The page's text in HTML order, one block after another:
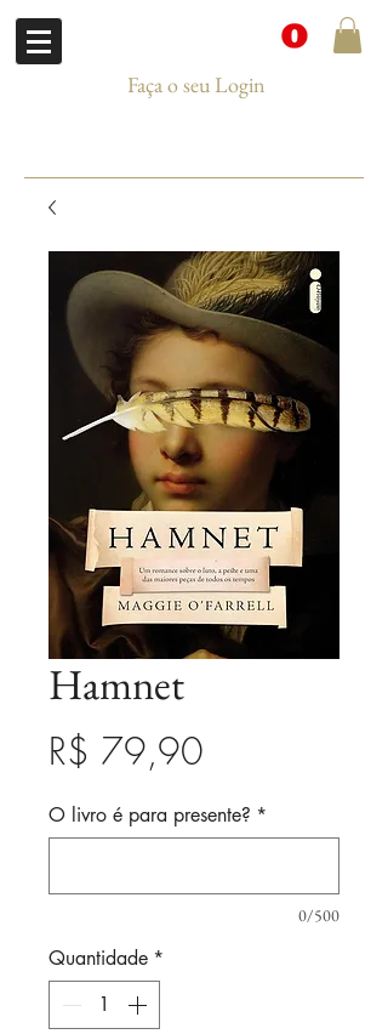
Faça o seu Login
Hamnet
R$ 79,90
O livro é para presente? *
0/500
Quantidade *